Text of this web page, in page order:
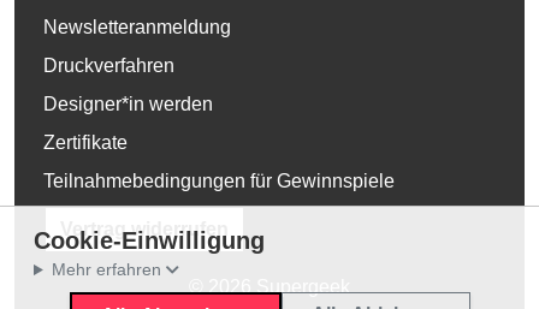
Newsletteranmeldung
Druckverfahren
Designer*in werden
Zertifikate
Teilnahmebedingungen für Gewinnspiele
Vertrag widerrufen
Cookie-Einwilligung
Mehr erfahren